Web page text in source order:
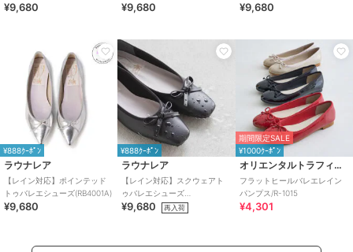
¥9,680 ¥9,680 ¥9,680
¥888ｸｰﾎﾟﾝ
ラウナレア
【レイン対応】ポインテッド
トゥバレエシューズ(RB4001A)
¥9,680
¥888ｸｰﾎﾟﾝ
ラウナレア
【レイン対応】スクウェアト
ゥバレエシューズ
(RB7002A,RB7003A)
¥9,680 再入荷
期間限定SALE
¥1000ｸｰﾎﾟﾝ
オリエンタルトラフィック
フラットヒールバレエレイン
パンプス/R-1015
¥4,301